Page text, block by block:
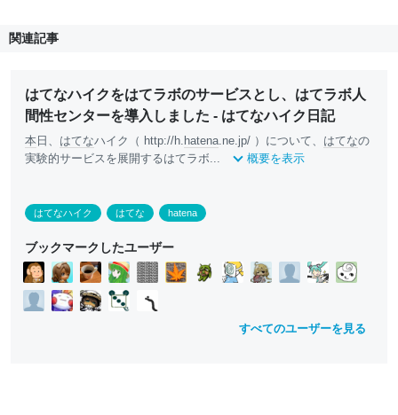
関連記事
はてなハイクをはてラボのサービスとし、はてラボ人
間性センターを導入しました - はてなハイク日記
本 日、 はてなハイク（ http://h. hatena.ne.jp/ ）について、 はてなの
実験的サービスを展開するはてラボ...
概要を表示
はてなハイク はてな hatena
ブックマークしたユーザー
すべてのユーザーを見る